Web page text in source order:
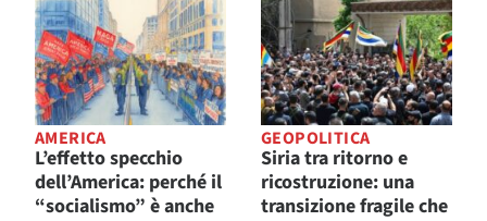
AMERICA
L’effetto specchio
dell’America: perché il
“socialismo” è anche
GEOPOLITICA
Siria tra ritorno e
ricostruzione: una
transizione fragile che